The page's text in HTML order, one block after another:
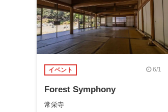
イベント 6/1
Forest Symphony
常栄寺